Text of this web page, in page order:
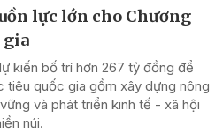
lực lớn cho Chương
gia
kiến bố trí hơn 267 tỷ đồng để
tiêu quốc gia gồm xây dựng nông
và phát triển kinh tế - xã hội
núi.